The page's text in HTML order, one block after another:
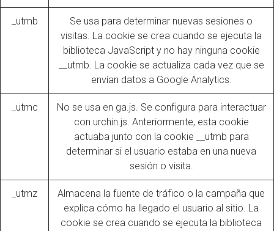
_utmb
Se usa para determinar nuevas sesiones o
visitas. La cookie se crea cuando se ejecuta la
biblioteca JavaScript y no hay ninguna cookie
__utmb. La cookie se actualiza cada vez que se
envían datos a Google Analytics.
_utmc
No se usa en ga.js. Se configura para interactuar
con urchin.js. Anteriormente, esta cookie
actuaba junto con la cookie __utmb para
determinar si el usuario estaba en una nueva
sesión o visita.
_utmz
Almacena la fuente de tráfico o la campaña que
explica cómo ha llegado el usuario al sitio. La
cookie se crea cuando se ejecuta la biblioteca